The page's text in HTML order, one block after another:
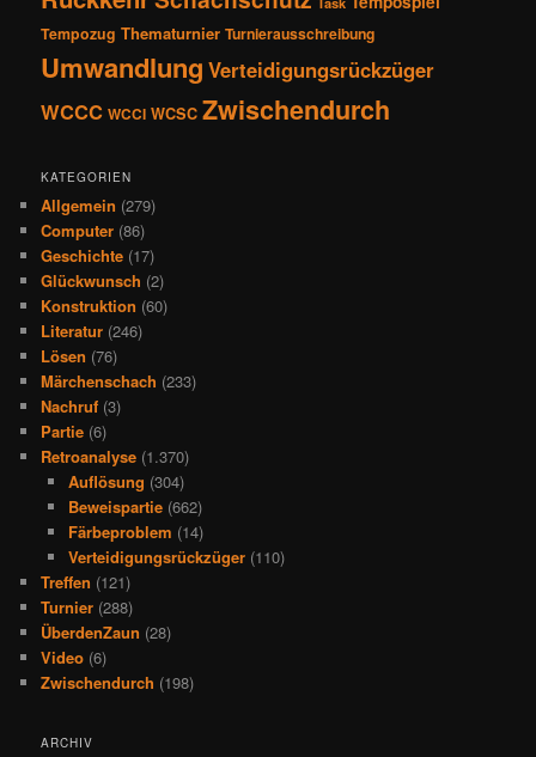
Tempozug Thematurnier Turnierausschreibung
Umwandlung Verteidigungsrückzüger
WCCC WCCI WCSC Zwischendurch
KATEGORIEN
Allgemein (279)
Computer (86)
Geschichte (17)
Glückwunsch (2)
Konstruktion (60)
Literatur (246)
Lösen (76)
Märchenschach (233)
Nachruf (3)
Partie (6)
Retroanalyse (1.370)
Auflösung (304)
Beweispartie(662)
Färbeproblem (14)
Verteidigungsrückzüger(110)
Treffen (121)
Turnier (288)
ÜberdenZaun (28)
Video (6)
Zwischendurch (198)
ARCHIV